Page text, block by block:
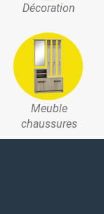
Décoration
Meuble
chaussures